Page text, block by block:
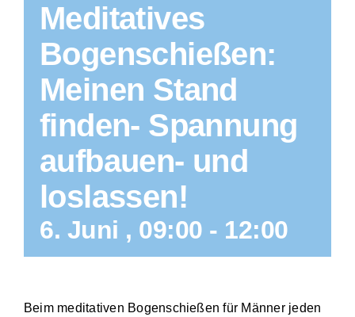
Meditatives
Bogenschießen:
Meinen Stand
finden- Spannung
aufbauen- und
loslassen!
6. Juni , 09:00 - 12:00
Beim meditativen Bogenschießen für Männer jeden